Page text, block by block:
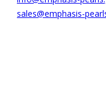
sales@emphasis-